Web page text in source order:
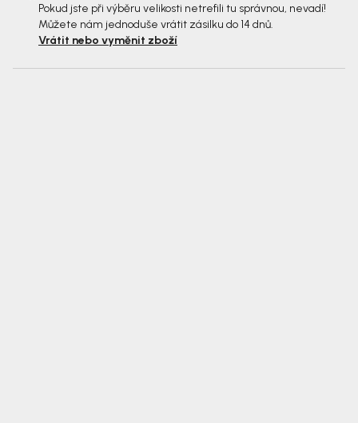
Pokud jste při výběru velikosti netrefili tu správnou, nevadí!
Můžete nám jednoduše vrátit zásilku do 14 dnů.
Vrátit nebo vyměnit zboží